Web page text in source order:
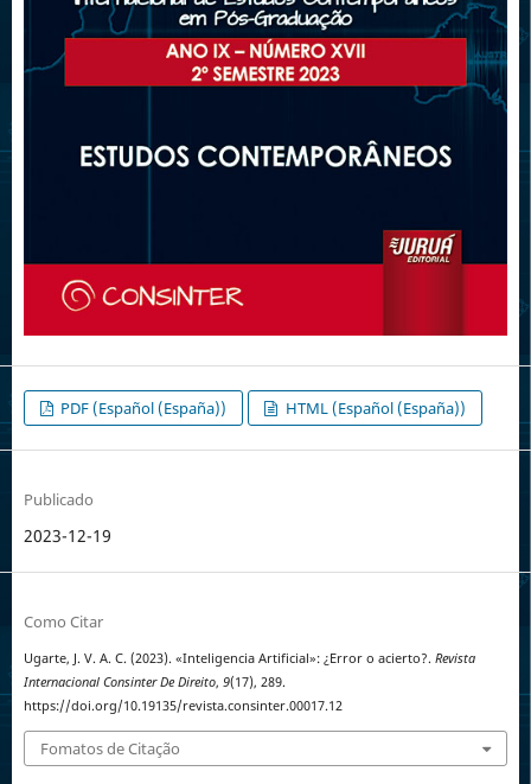
PDF (Español (España)) HTML (Español (España))
Publicado
2023-12-19
Como Citar
Ugarte, J. V. A. C. (2023). «Inteligencia Artificial»: ¿Error o acierto?. Revista
Internacional Consinter De Direito, 9(17), 289.
https://doi.org/10.19135/revista.consinter.00017.12
Fomatos de Citação